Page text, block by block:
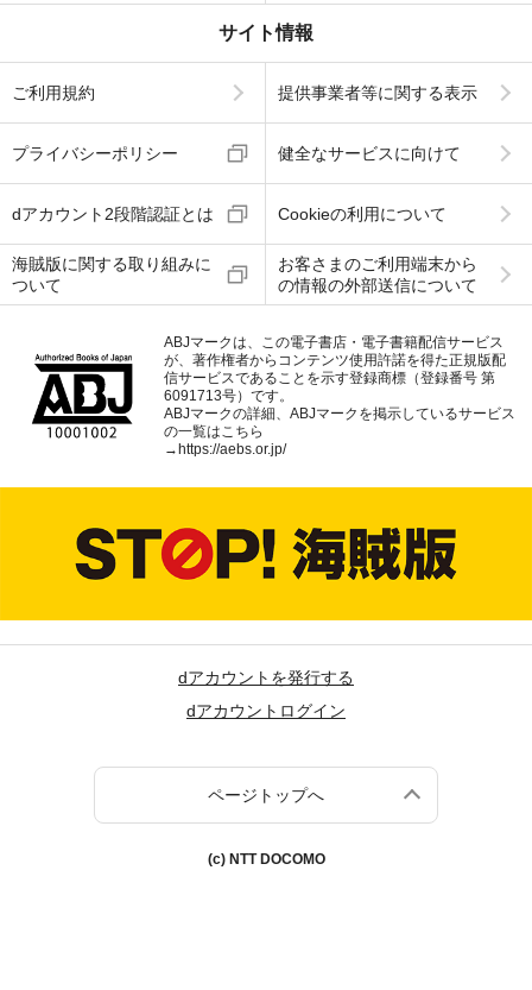
サイト情報
ご利用規約 提供事業者等に関する表示
プライバシーポリシー 健全なサービスに向けて
dアカウント2段階認証とは Cookieの利用について
海賊版に関する取り組みに
ついて
お客さまのご利用端末から
の情報の外部送信について
ABJマークは、この電子書店・電子書籍配信サービス
が、著作権者からコンテンツ使用許諾を得た正規版配
信サービスであることを示す登録商標（登録番号 第
6091713号）です。
ABJマークの詳細、ABJマークを掲示しているサービス
の一覧はこちら
→https://aebs.or.jp/
dアカウントを発行する
dアカウントログイン
ページトップへ
(c) NTT DOCOMO